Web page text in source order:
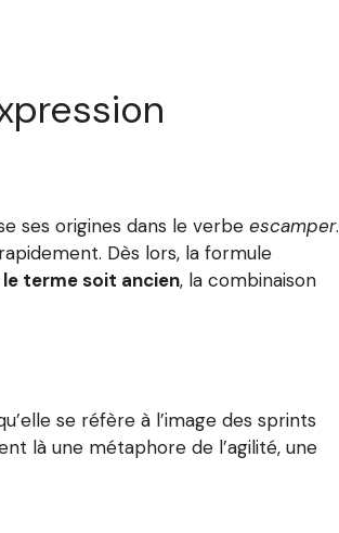
ses origines dans le verbe escamper.
Dès lors, la formule
le terme soit ancien, la combinaison
se réfère à l’image des sprints
là une métaphore de l’agilité, une